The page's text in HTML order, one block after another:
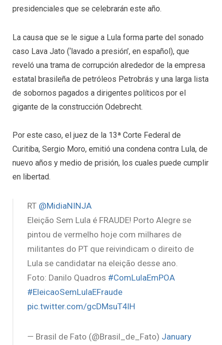
presidenciales que se celebrarán este año.
La causa que se le sigue a Lula forma parte del sonado
caso Lava Jato (‘lavado a presión’, en español), que
reveló una trama de corrupción alrededor de la empresa
estatal brasileña de petróleos Petrobrás y una larga lista
de sobornos pagados a dirigentes políticos por el
gigante de la construcción Odebrecht.
Por este caso, el juez de la 13ª Corte Federal de
Curitiba, Sergio Moro, emitió una condena contra Lula, de
nuevo años y medio de prisión, los cuales puede cumplir
en libertad.
RT @MidiaNINJA
Eleição Sem Lula é FRAUDE! Porto Alegre se
pintou de vermelho hoje com milhares de
militantes do PT que reivindicam o direito de
Lula se candidatar na eleição desse ano.
Foto: Danilo Quadros #ComLulaEmPOA
#EleicaoSemLulaEFraude
pic.twitter.com/gcDMsuT4lH
— Brasil de Fato (@Brasil_de_Fato) January